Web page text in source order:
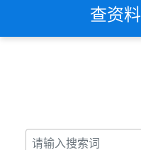
查资料